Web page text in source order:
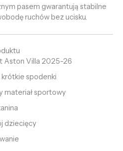
pasem gwarantują stabilne
ruchów bez ucisku.
Aston Villa 2025-26
spodenki
materiał sportowy
dziecięcy